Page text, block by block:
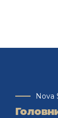
Nova